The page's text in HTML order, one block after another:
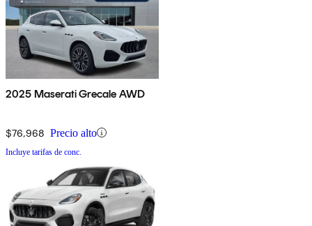
2025 Maserati Grecale AWD
$76,968 Precio alto
Incluye tarifas de conc.